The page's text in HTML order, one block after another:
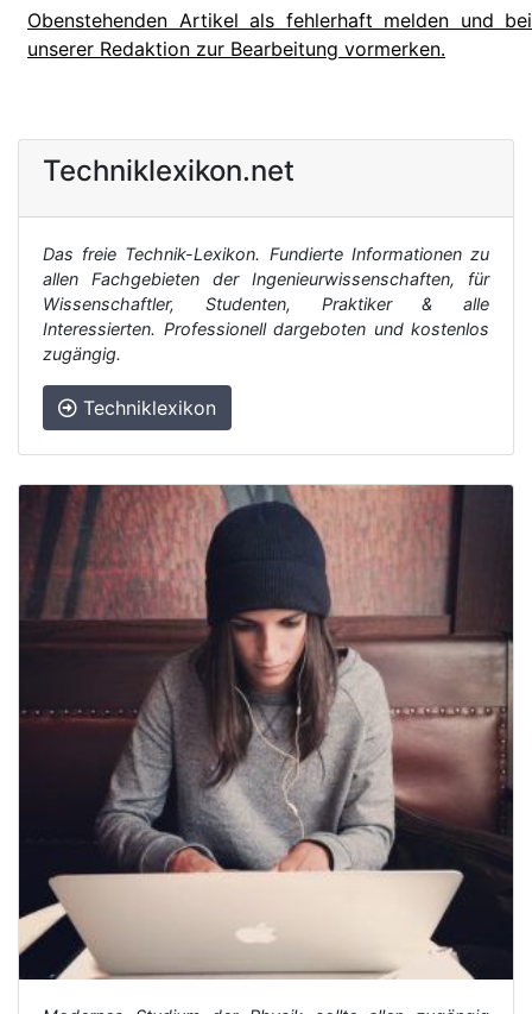
Obenstehenden Artikel als fehlerhaft melden und bei
unserer Redaktion zur Bearbeitung vormerken.
Techniklexikon.net
Das freie Technik-Lexikon. Fundierte Informationen zu
allen Fachgebieten der Ingenieurwissenschaften, für
Wissenschaftler, Studenten, Praktiker & alle
Interessierten. Professionell dargeboten und kostenlos
zugängig.
Techniklexikon